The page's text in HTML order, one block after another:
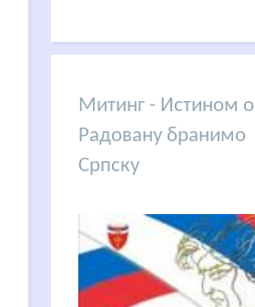
Митинг - Истином о
Радовану бранимо
Српску